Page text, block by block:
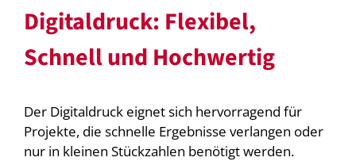
Digitaldruck: Flexibel,
Schnell und Hochwertig
Der Digitaldruck eignet sich hervorragend für
Projekte, die schnelle Ergebnisse verlangen oder
nur in kleinen Stückzahlen benötigt werden.